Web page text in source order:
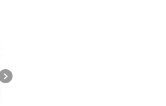
Next slide